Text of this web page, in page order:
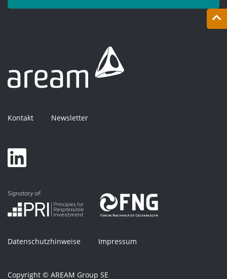
Kontakt Newsletter
Copyright © AREAM Group SE
Datenschutzhinweise Impressum